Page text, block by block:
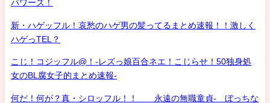
パワーズ！
新・ハゲッフル！哀愁のハゲ男の髪ってるまとめ速報！！激しく
ハゲっTEL？
こじ！コジッフル@！-レズっ娘百合ネエ！こじらせ！50独身処
女のBL腐女子的まとめ速報-
何だ！何が？真・シロッフル！！ 永遠の無職童貞- ぼっちな